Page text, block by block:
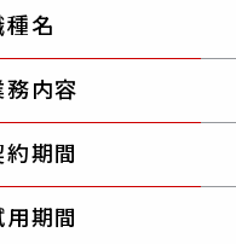
種名
務内容
約期間
用期間